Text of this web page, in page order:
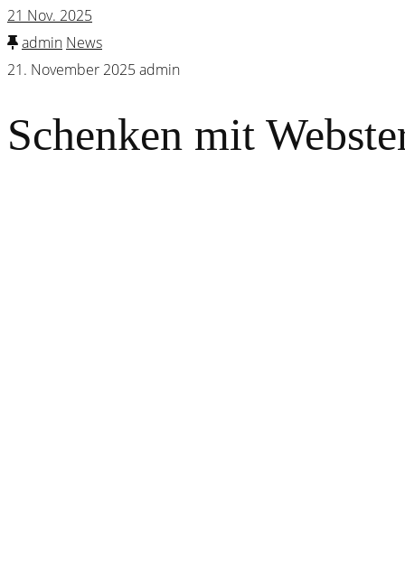
21 Nov. 2025
admin News
21. November 2025admin
Schenken mit